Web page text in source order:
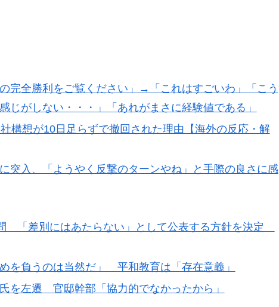
完全勝利をご覧ください」→「これはすごいわ」「こう
じがしない・・・」「あれがまさに経験値である」
構想が10日足らずで撤回された理由【海外の反応・解
突入、「ようやく反撃のターンやね」と手際の良さに感
「差別にはあたらない」として公表する方針を決定
を負うのは当然だ」 平和教育は「存在意義」
を左遷 官邸幹部「協力的でなかったから」